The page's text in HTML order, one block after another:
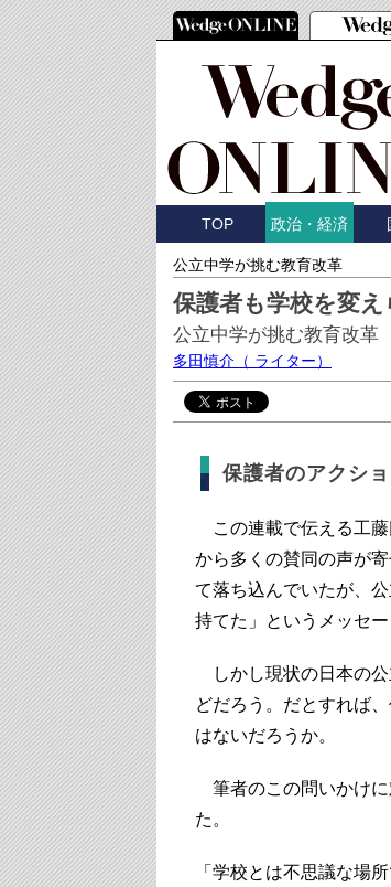
TOP 政治・経済
公立中学が挑む教育改革
保護者も学校を変
公立中学が挑む教育改革
多田慎介 （ ライター）
保護者のアクシ
この連載で伝える工藤
から多くの賛同の声が
て落ち込んでいたが、
持てた」というメッセー
しかし現状の日本の公
どだろう。だとすれば
はないだろうか。
筆者のこの問いかけに
た。
「学校とは不思議な場